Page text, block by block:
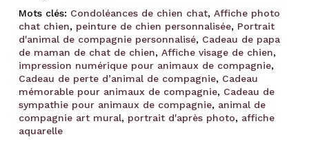
Mots clés: Condoléances de chien chat, Affiche photo
chat chien, peinture de chien personnalisée, Portrait
d'animal de compagnie personnalisé, Cadeau de papa
de maman de chat de chien, Affiche visage de chien,
impression numérique pour animaux de compagnie,
Cadeau de perte d’animal de compagnie, Cadeau
mémorable pour animaux de compagnie, Cadeau de
sympathie pour animaux de compagnie, animal de
compagnie art mural, portrait d'après photo, affiche
aquarelle